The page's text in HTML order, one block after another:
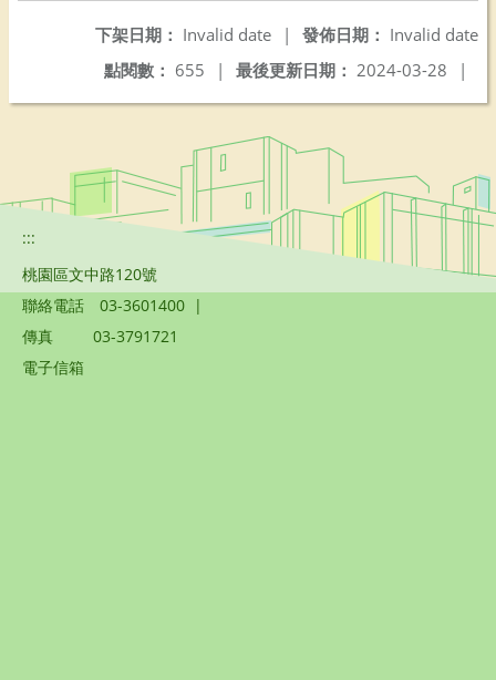
發佈日期： Invalid date
下架日期： Invalid date
|
最後更新日期： 2024-03-28 |
點閱數： 655 |
:::
桃園區文中路120號
聯絡電話
03-3601400 |
傳真
03-3791721
電子信箱